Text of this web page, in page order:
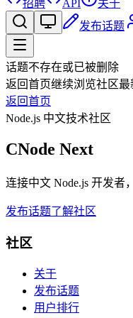
招聘 API
关于
发布话题
话题不存在或已被删除
返回首页继续浏览社区最
返回首页
Node.js 中文技术社区
CNode Next
连接中文 Node.js 开发者
发布话题了解社区
社区
关于
发布话题
用户排行